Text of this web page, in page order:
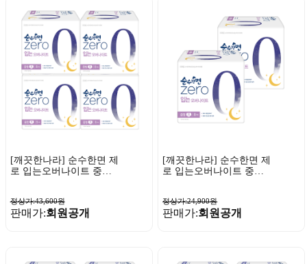
[깨끗한나라] 순수한면 제
로 입는오버나이트 중형 8
정상가:43,600원
판매가:회원공개
[깨끗한나라] 순수한면 제
로 입는오버나이트 중형 8
정상가:24,900원
판매가:회원공개